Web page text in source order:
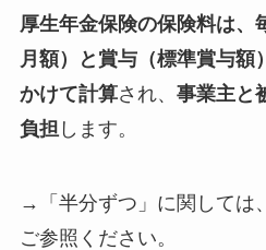
厚生年金保険の保険料は、
月額）と賞与（標準賞与額
かけて計算され、 事業主と
負担します。
→「半分ずつ」に関しては
ご参照ください。